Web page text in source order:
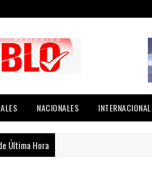
NACIONALES
Última Hora